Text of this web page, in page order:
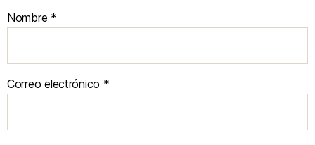
Nombre *
Correo electrónico *